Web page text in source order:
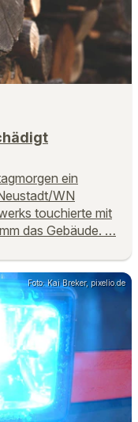
ein
WN
touchierte mit
das Gebäude. …
Foto: Kai Breker, pixelio.de